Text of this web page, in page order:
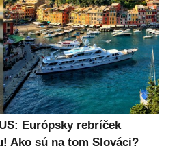
Európsky rebríček
Ako sú na tom Slováci?